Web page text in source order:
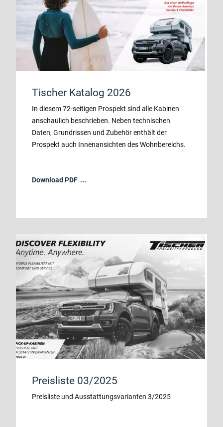
Tischer Katalog 2026
In diesem 72-seitigen Prospekt sind alle Kabinen
anschaulich beschrieben. Neben technischen
Daten, Grundrissen und Zubehör enthält der
Prospekt auch Innenansichten des Wohnbereichs.
Download PDF
Preisliste 03/2025
Preisliste und Ausstattungsvarianten 3/2025